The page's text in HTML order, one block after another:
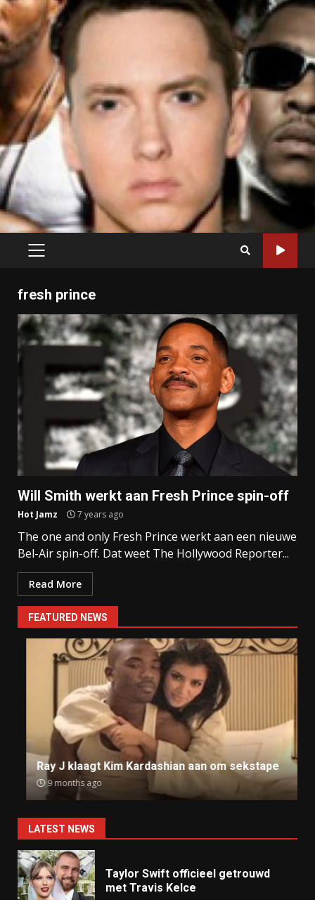
PRIMARY
fresh prince
Will Smith werkt aan Fresh Prince spin-off
Hot Jamz 7 years ago
The one and only Fresh Prince werkt aan een nieuwe
Bel-Air spin-off. Dat weet The Hollywood Reporter...
Read More
FEATURED NEWS
Ray J klaagt Kim Kardashian aan om sekstape
9 months ago
LATEST NEWS
Taylor Swift officieel getrouwd
met Travis Kelce